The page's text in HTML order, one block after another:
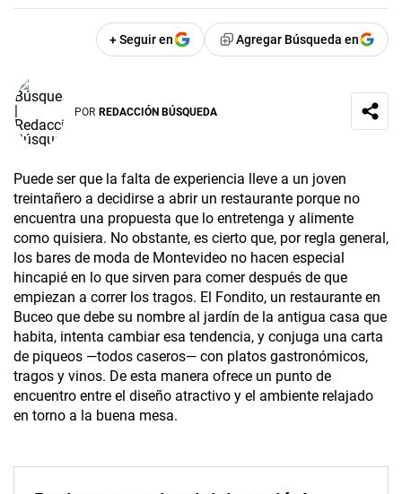
+ Seguir en Agregar Búsqueda en
POR REDACCIÓN BÚSQUEDA
Puede ser que la falta de experiencia lleve a un joven
treintañero a decidirse a abrir un restaurante porque no
encuentra una propuesta que lo entretenga y alimente
como quisiera. No obstante, es cierto que, por regla general,
los bares de moda de Montevideo no hacen especial
hincapié en lo que sirven para comer después de que
empiezan a correr los tragos. El Fondito, un restaurante en
Buceo que debe su nombre al jardín de la antigua casa que
habita, intenta cambiar esa tendencia, y conjuga una carta
de piqueos —todos caseros— con platos gastronómicos,
tragos y vinos. De esta manera ofrece un punto de
encuentro entre el diseño atractivo y el ambiente relajado
en torno a la buena mesa.